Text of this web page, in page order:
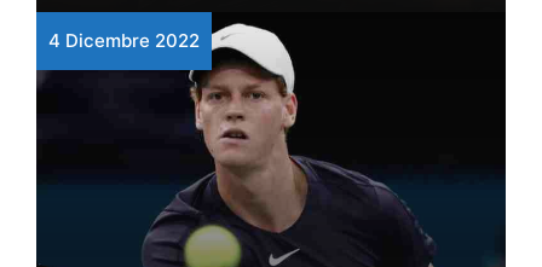
4 Dicembre 2022